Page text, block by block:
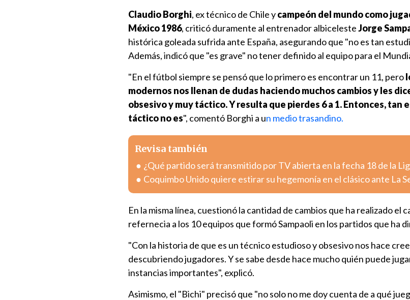
Claudio Borghi, ex técnico de Chile ycampeón del mundo como
México 1986, criticó duramente al entrenador albicelesteJorge
histórica goleada sufrida ante España, asegurando que "no es tan
Además, indicó que "es grave" no tener definido al equipo para el
"En el fútbol siempre se pensó que lo primero es encontrar un 11, pero
modernos nos llenan de dudas haciendo muchos cambios y les
obsesivo y muy táctico. Y resulta que pierdes 6 a 1. Entonces, tan
táctico no es", comentó Borghi a un medio trasandino.
Revisa también
¿Qué partido será transmitido por TV abierta en la fecha 18 de la
Coquimbo Unido quiere estirar su hegemonía en el clásico ante La
En la misma línea, cuestionó la cantidad de cambios que ha realizado el
refernecia a los 10 equipos que formó Sampaoli en los partidos que ha
"Con la historia de que es un técnico estudioso y obsesivo nos hace
descubriendo jugadores. Y se sabe desde hace mucho quién puede
instancias importantes", explicó.
Asimismo, el "Bichi" precisó que "no solo no me doy cuenta de a qué